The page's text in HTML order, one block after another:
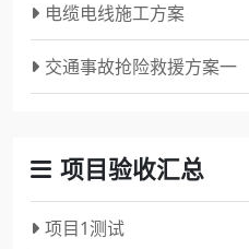
电缆电线施工方案
交通事故抢险救援方案一
项目验收汇总
项目1测试